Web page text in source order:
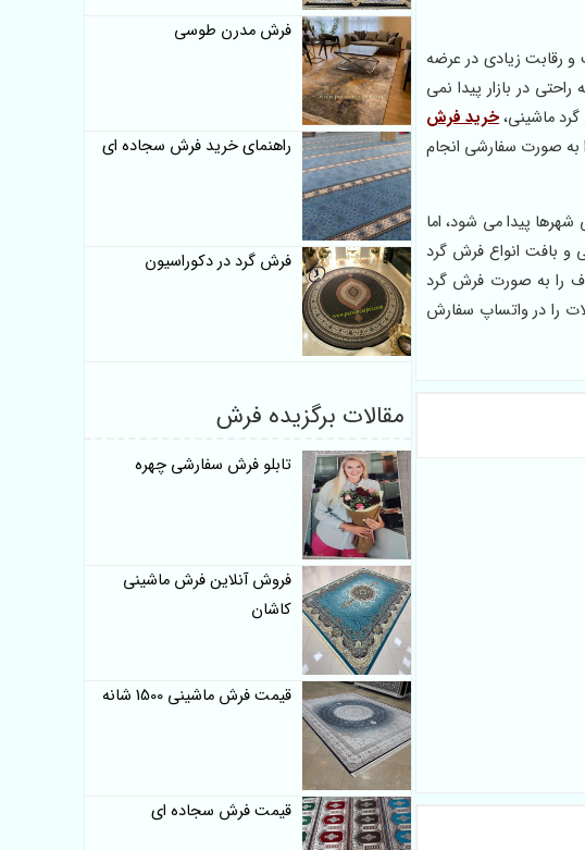
رقابت زیادی در عرضه
در بازار پیدا نمی
ماشینی،خرید فرش
به صورت سفارشی انجام
اشکال مستطیل تقریبا در تمامی شهرها پیدا می شود، اما
و بافت انواع فرش گرد
را به صورت فرش گرد
را در واتساپ سفارش
فرش مدرن طوسی
راهنمای خرید فرش سجاده ای
فرش گرد در دکوراسیون
مقالات برگزیده فرش
تابلو فرش سفارشی چهره
فروش آنلاین فرش ماشینی
کاشان
قیمت فرش ماشینی 1500 شانه
قیمت فرش سجاده ای